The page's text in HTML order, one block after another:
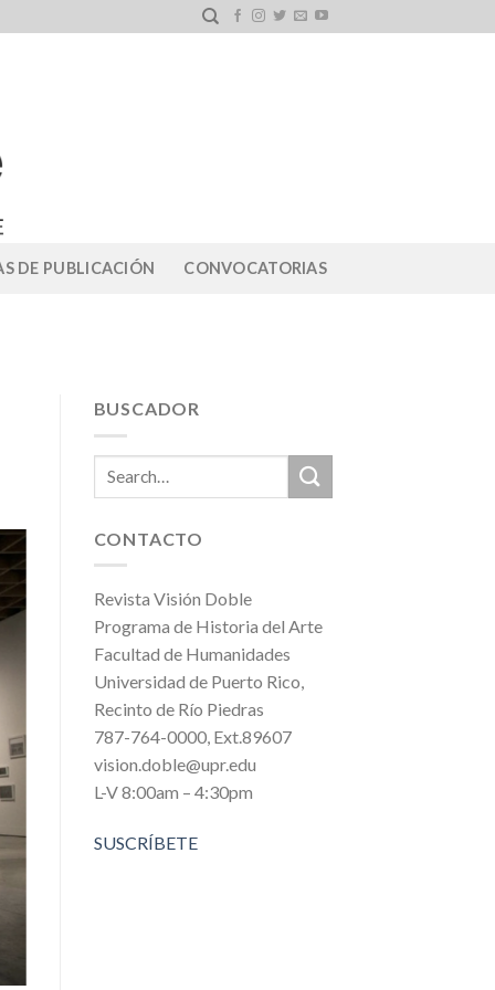
DE PUBLICACIÓN CONVOCATORIAS
BUSCADOR
CONTACTO
Revista Visión Doble
Programa de Historia del Arte
Facultad de Humanidades
Universidad de Puerto Rico,
Recinto de Río Piedras
787-764-0000, Ext.89607
vision.doble@upr.edu
L-V 8:00am – 4:30pm
SUSCRÍBETE